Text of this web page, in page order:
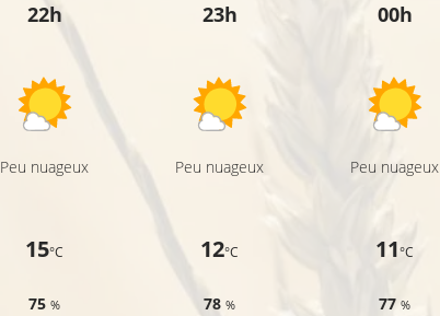
22h
Peu nuageux
15°C
75%
23h
Peu nuageux
12°C
78%
00h
Peu nuageux
11°C
77%